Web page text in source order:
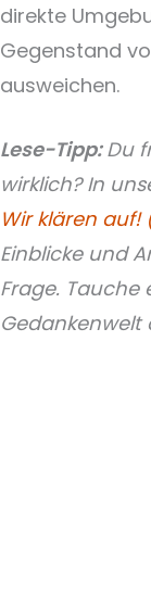
direkte
Gegenstand
ausweichen.
Lese-Tipp:Du
wirklich? In
Wir klären auf!
Einblicke und
Frage. Tauche
Gedankenwelt